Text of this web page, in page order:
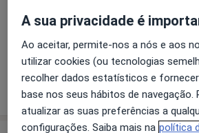
Transtornos De Estresse
Transtornos Da Personalidade
+2
Mostrar maissobre a
A sua privacidade é
Ao aceitar, permite-nos a nós e aos
utilizar cookies (ou tecnologias
recolher dados estatísticos e
base nos seus hábitos de navegação.
atualizar as suas preferências a
configurações. Saiba mais na política